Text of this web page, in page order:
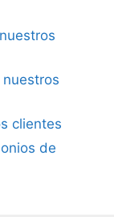
clientes
de